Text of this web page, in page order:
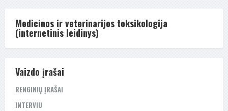
Medicinos ir veterinarijos toksikologija
(internetinis leidinys)
Vaizdo įrašai
RENGINIŲ ĮRAŠAI
INTERVIU